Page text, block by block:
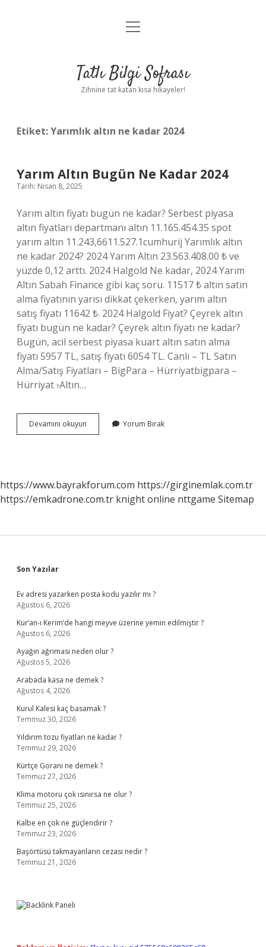
Anasayfa
Yasal Uyarı
menüyü
Tatlı Bilgi Sofrası
Zihnine tat katan kısa hikayeler!
Etiket:Yarımlık altın ne kadar 2024
Yarım Altın Bugün Ne Kadar 2024
Tarih: Nisan 8, 2025
Yarım altın fiyatı bugün ne kadar? Serbest piyasa
altın fiyatları departmanı altın 11.165.454.35 spot
yarım altın 11.243,6611.527.1cumhurij Yarımlık altın
ne kadar 2024? 2024 Yarım Altın 23.563.408.00 ₺ ve
yüzde 0,12 arttı. 2024 Halgold Ne kadar, 2024 Yarım
Altın Sabah Finance gibi kaç soru. 11517 ₺ altın satın
alma fiyatının yarısı dikkat çekerken, yarım altın
satış fiyatı 11642 ₺. 2024 Halgold Fiyat? Çeyrek altın
fiyatı bugün ne kadar? Çeyrek altın fiyatı ne kadar?
Bugün, acil serbest piyasa kuart altın satın alma
fiyatı 5957 TL, satış fiyatı 6054 TL. Canlı – TL Satın
Alma/Satış Fiyatları – BigPara – Hürriyatbigpara –
Hürriyat ›Altın…
Devamını okuyun
Altın
Yorum Bırak
https://www.bayrakforum.com https://girginemlak.com.tr
https://emkadrone.com.tr knight online nttgame Sitemap
Sidebar
Son Yazılar
Ev adresi yazarken posta kodu yazılır mı ?
Ağustos 6, 2026
Kur’an-ı Kerim’de hangi meyve üzerine yemin edilmiştir ?
Ağustos 6, 2026
Ayağın ağrıması neden olur ?
Ağustos 5, 2026
Arabada kasa ne demek ?
Ağustos 4, 2026
Kurul Kalesi kaç basamak ?
Temmuz 30, 2026
Yıldırım tozu fiyatları ne kadar ?
Temmuz 29, 2026
Kürtçe Gorani ne demek ?
Temmuz 27, 2026
Klima motoru çok ısınırsa ne olur ?
Temmuz 25, 2026
Kalbe en çok ne güçlendirir ?
Temmuz 23, 2026
Başörtüsü takmayanların cezası nedir ?
Temmuz 21, 2026